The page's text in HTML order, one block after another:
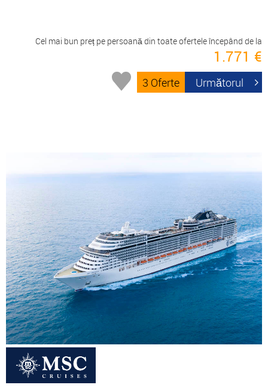
Cel mai bun preț pe persoană din toate ofertele începând de la
1.771 €
3 Oferte Următorul